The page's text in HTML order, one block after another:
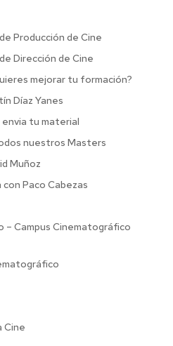
Producción de Cine
Dirección de Cine
mejorar tu formación?
Díaz Yanes
tu material
nuestros Masters
Muñoz
Paco Cabezas
– Campus Cinematográfico
Cine